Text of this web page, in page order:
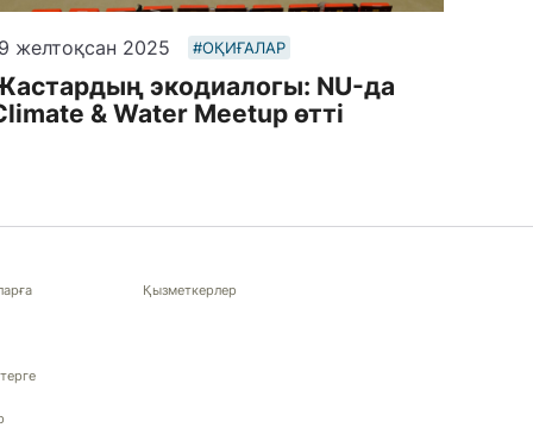
желтоқсан 2025 #ОҚИҒАЛАР
экодиалогы: NU-да
& Water Meetup өтті
Қызметкерлер